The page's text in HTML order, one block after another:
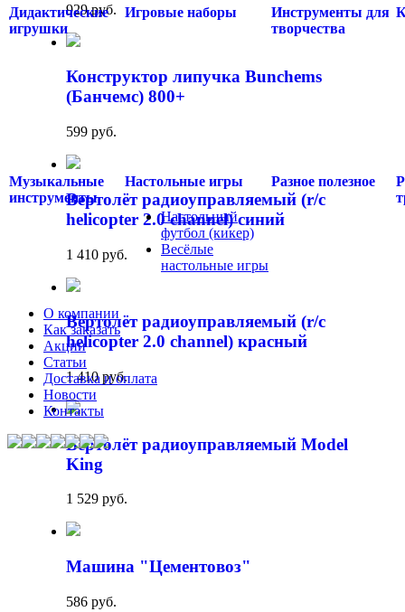
929 руб.
Конструктор липучка Bunchems
(Банчемс) 800+
599 руб.
Вертолёт радиоуправляемый (r/c
helicopter 2.0 channel) синий
1 410 руб.
Вертолёт радиоуправляемый (r/c
helicopter 2.0 channel) красный
1 410 руб.
Вертолёт радиоуправляемый Model
King
1 529 руб.
Машина "Цементовоз"
586 руб.
Дидактические
игрушки
Игровые наборы
Инструменты для
творчества
Музыкальные
инструменты
Настольные игры
Настольный
футбол (кикер)
Весёлые
настольные игры
Разное полезное
О компании
Как заказать
Акции
Статьи
Доставка и оплата
Новости
Контакты